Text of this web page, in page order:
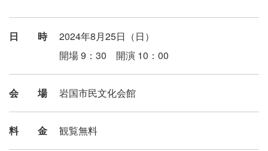
日時
2024年8月25日（日）
開場 9：30 開演 10：00
会場 岩国市民文化会館
料金 観覧無料